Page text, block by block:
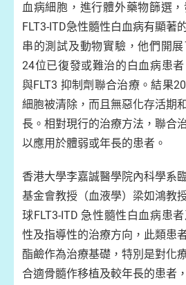
血病細胞，進行體外藥物篩選
FLT3-ITD急性髓性白血病有顯著
串的測試及動物實驗，他們開
24位已復發或難治的白血病患
與FLT3 抑制劑聯合治療。結果
細胞被清除，而且無惡化存活期
長。相對現行的治療方法，聯合
以應用於體弱或年長的患者。
香港大學李嘉誠醫學院內科學系
基金會教授（血液學）梁如鴻教
球FLT3-ITD 急性髓性白血病患
性及指導性的治療方向，此類患
酯鹼作為治療基礎，特別是對化
合適骨髓作移植及較年長的患者